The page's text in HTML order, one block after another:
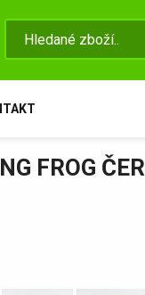
FROG